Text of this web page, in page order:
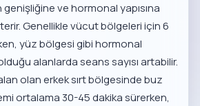
ve hormonal yapısına
Genellikle vücut bölgeleri için 6
yüz bölgesi gibi hormonal
alanlarda seans sayısı artabilir.
olanerkek sırt bölgesinde buz
ortalama 30-45 dakika sürerken,